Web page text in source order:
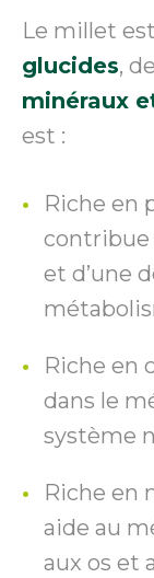
Le millet
glucides,
minéraux
est :
Riche en
contribue
et d’une
Riche en
dans le
système
Riche en
aide au
aux os et